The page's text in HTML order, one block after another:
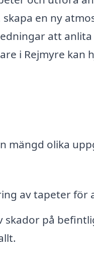
en ny
att
i Rejmyre kan
mängd olika
av tapeter för
skador på